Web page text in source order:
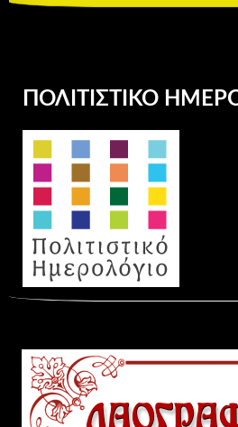
ΠΟΛΙΤΙΣΤΙΚΌ